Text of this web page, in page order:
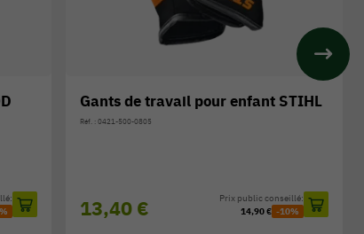
Casque jouet STIHL
Réf. : 0420-460-0001
26,90 €
Prix public conseillé:
29,90 € -10%